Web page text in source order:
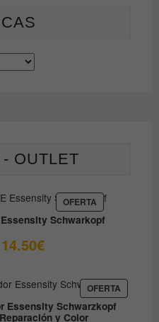
OUTLET
OFERTA PRODUCTO
EN
OFERTA
Essensity Schwarkopf
14.50€Rango
desde
9.60€
hasta
OFERTA
EN
Essensity Schwarzkopf
y Color